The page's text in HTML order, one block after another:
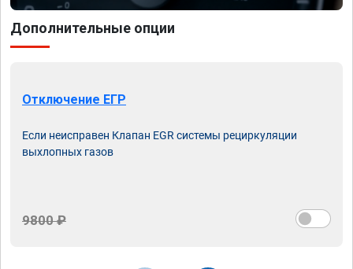
Дополнительные опции
Отключение ЕГР
Если неисправен Клапан EGR системы рециркуляции
выхлопных газов
9800 ₽